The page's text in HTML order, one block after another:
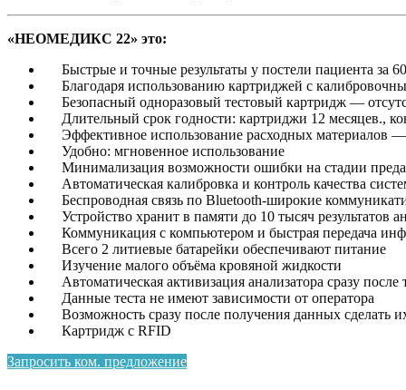
«НЕОМЕДИКС 22» это:
Быстрые и точные результаты у постели пациента за
Благодаря использованию картриджей с
Безопасный одноразовый тестовый картридж —
Длительный срок годности: картриджи 12 месяцев.,
Эффективное использование расходных материалов —
Удобно: мгновенное использование
Минимализация возможности ошибки на стадии
Автоматическая калибровка и контроль качества
Беспроводная связь по Bluetooth-широкие
Устройство хранит в памяти до 10 тысяч результатов
Коммуникация с компьютером и быстрая передача
Всего 2 литиевые батарейки обеспечивают питание
Изучение малого объёма кровяной жидкости
Автоматическая активизация анализатора сразу после
Данные теста не имеют зависимости от оператора
Возможность сразу после получения данных сделать
Картридж с RFID
Запросить ком. предложение